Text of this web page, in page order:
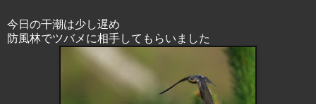
今日の干潮は少し遅め
防風林でツバメに相手してもらいました